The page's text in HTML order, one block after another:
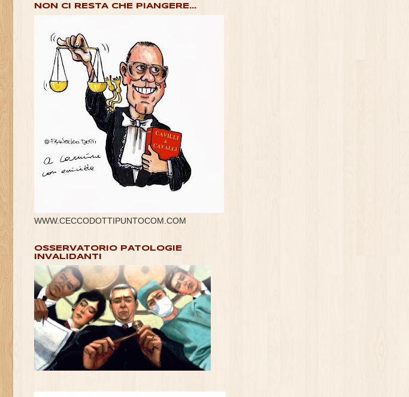
NON CI RESTA CHE PIANGERE...
WWW.CECCODOTTIPUNTOCOM.COM
OSSERVATORIO PATOLOGIE
INVALIDANTI